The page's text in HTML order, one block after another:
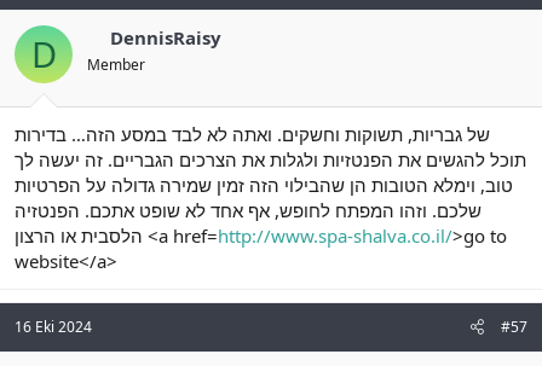
D DennisRaisy
Member
של גבריות, תשוקות וחשקים. ואתה לא לבד במסע הזה… בדירות
תוכל להגשים את הפנטזיות ולגלות את הצרכים הגבריים. זה יעשה לך
טוב, וימלא הטובות הן שהבילוי הזה זמין שמירה גדולה על הפרטיות
שלכם. וזהו המפתח לחופש, אף אחד לא שופט אתכם. הפנטזיה
הלסבית או הרצון <a href=http://www.spa-shalva.co.il/>go to
website</a>
16 Eki 2024 #57